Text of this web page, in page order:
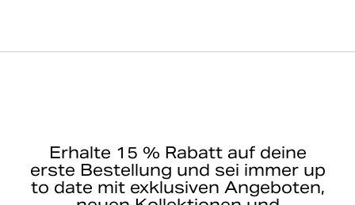
Erhalte 15 % Rabatt auf deine
erste Bestellung und sei immer up
to date mit exklusiven Angeboten,